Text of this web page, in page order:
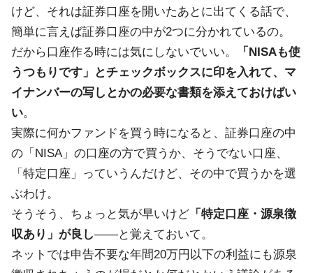
けど、それは証券口座を開いたあとに出てくる話で、
簡単に言えば証券口座の中が2つに分かれているの。
だから口座作る時には気にしないでいい。
「NISAも使
うつもりです」とチェックボックスに印を入れて、マ
イナンバーの写しとかの必要な書類を添えておけばい
い。
実際に何かファンドを買う時になると、証券口座の中
の「NISA」の口座の方で買うか、そうでない口座、
「特定口座」っていうんだけど、その中で買うかを選
ぶわけ。
そうそう、ちょっと気が早いけど 「特定口座・源泉徴
収あり」が良し――と覚えておいて。
ネットでは申告不要な年間20万円以下の利益にも源泉